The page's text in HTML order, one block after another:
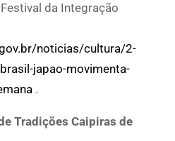
da Integração
noticias/cultura/2-
japao-movimenta-
.
Tradições Caipiras de